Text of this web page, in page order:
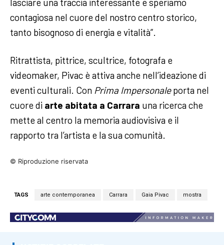
contagiosa nel cuore del nostro centro storico,
tanto bisognoso di energia e vitalità”.
Ritrattista, pittrice, scultrice, fotografa e
videomaker, Pivac è attiva anche nell’ideazione di
eventi culturali. Con Prima Impersonaleporta nel
cuore di arte abitata a Carrara una ricerca che
mette al centro la memoria audiovisiva e il
rapporto tra l’artista e la sua comunità.
© Riproduzione riservata
TAGS arte contemporanea Carrara Gaia Pivac mostra